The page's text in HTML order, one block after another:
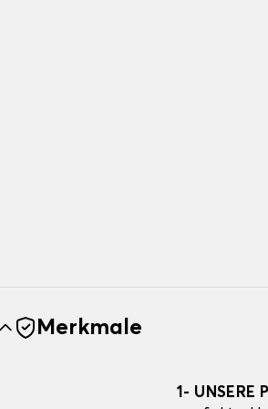
Merkmale
1- UNSERE